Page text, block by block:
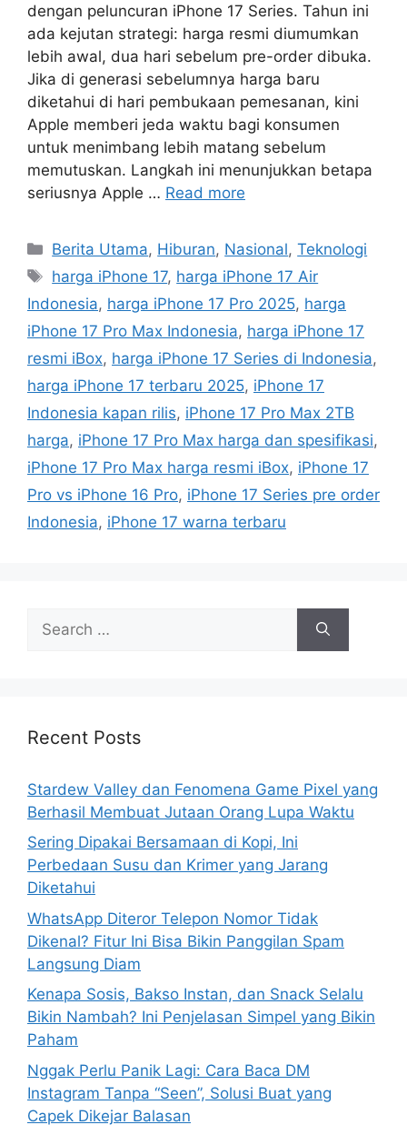
dengan peluncuran iPhone 17 Series. Tahun ini
ada kejutan strategi: harga resmi diumumkan
lebih awal, dua hari sebelum pre-order dibuka.
Jika di generasi sebelumnya harga baru
diketahui di hari pembukaan pemesanan, kini
Apple memberi jeda waktu bagi konsumen
untuk menimbang lebih matang sebelum
memutuskan. Langkah ini menunjukkan betapa
seriusnya Apple … Read more
C
a
e
g
o
r
s
Berita Utama, Hiburan, Nasional,Teknologi
T
s
harga iPhone 17, harga iPhone 17 Air
Indonesia, harga iPhone 17 Pro 2025, harga
iPhone 17 Pro Max Indonesia, harga iPhone 17
resmi iBox, harga iPhone 17 Series di Indonesia,
harga iPhone 17 terbaru 2025, iPhone 17
Indonesia kapan rilis, iPhone 17 Pro Max 2TB
harga, iPhone 17 Pro Max harga dan spesifikasi,
iPhone 17 Pro Max harga resmi iBox, iPhone 17
Pro vs iPhone 16 Pro, iPhone 17 Series pre order
Indonesia, iPhone 17 warna terbaru
h
r
:
Recent Posts
Stardew Valley dan Fenomena Game Pixel yang
Berhasil Membuat Jutaan Orang Lupa Waktu
Sering Dipakai Bersamaan di Kopi, Ini
Perbedaan Susu dan Krimer yang Jarang
Diketahui
WhatsApp Diteror Telepon Nomor Tidak
Dikenal? Fitur Ini Bisa Bikin Panggilan Spam
Langsung Diam
Kenapa Sosis, Bakso Instan, dan Snack Selalu
Bikin Nambah? Ini Penjelasan Simpel yang Bikin
Paham
Nggak Perlu Panik Lagi: Cara Baca DM
Instagram Tanpa “Seen”, Solusi Buat yang
Capek Dikejar Balasan